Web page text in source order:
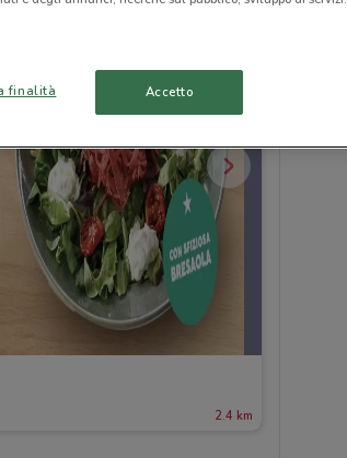
2.4 km
finalità Accetto